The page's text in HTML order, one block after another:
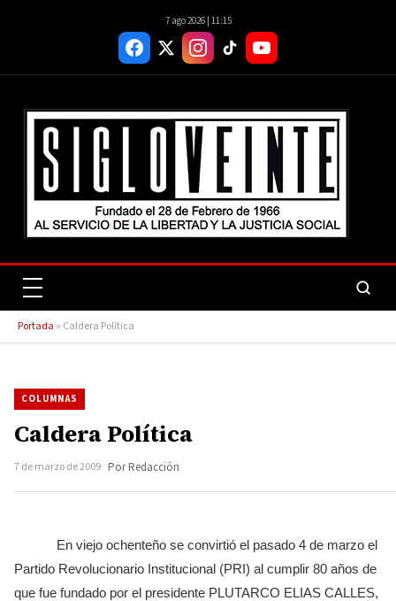
7 ago 2026 | 11:15
Portada » Caldera Política
COLUMNAS
Caldera Política
7 de marzo de 2009 Por Redacción
En viejo ochenteño se convirtió el pasado 4 de marzo el
Partido Revolucionario Institucional (PRI) al cumplir 80 años de
que fue fundado por el presidente PLUTARCO ELIAS CALLES,